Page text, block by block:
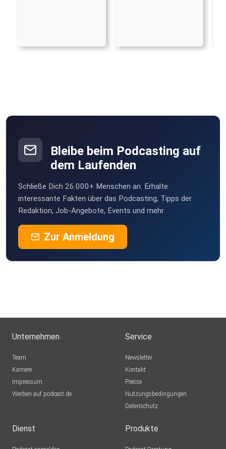
Bleibe beim Podcasting auf
dem Laufenden
Schließe Dich 26.000+ Menschen an. Erhalte
interessante Fakten über das Podcasting, Tipps der
Redaktion, Job-Angebote, Events und mehr.
Zur Anmeldung
Unternehmen
Team
Karriere
Impressum
Werben auf podcast.de
Service
Newsletter
Kontakt
Presse
Nutzungsbedingungen
Datenschutz
Dienst Produkte